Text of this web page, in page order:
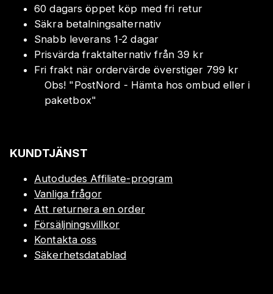
60 dagars öppet köp med fri retur
Säkra betalningsalternativ
Snabb leverans 1-2 dagar
Prisvärda fraktalternativ från 39 kr
Fri frakt när ordervärde överstiger 799 kr
Obs! "PostNord - Hämta hos ombud eller i
paketbox"
KUNDTJÄNST
Autodudes Affiliate-program
Vanliga frågor
Att returnera en order
Försäljningsvillkor
Kontakta oss
Säkerhetsdatablad